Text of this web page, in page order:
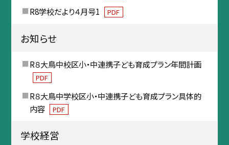
R8学校だより４月号1 PDF
お知らせ
R８大鳥中校区小・中連携子ども育成プラン年間計画
PDF
R８大鳥中学校区小・中連携子ども育成プラン具体的
内容
PDF
学校経営